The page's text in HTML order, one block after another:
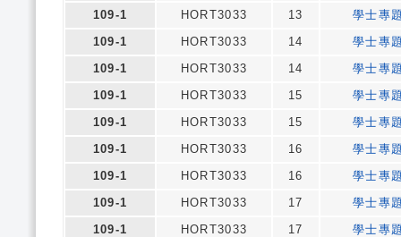
109-1
HORT3033 13
學士專
109-1
HORT3033 14
學士專
109-1
HORT3033 14
學士專
109-1
HORT3033 15
學士專
109-1
HORT3033 15
學士專
109-1
HORT3033 16
學士專
109-1
HORT3033 16
學士專
109-1
HORT3033 17
學士專
109-1
HORT3033 17
學士專